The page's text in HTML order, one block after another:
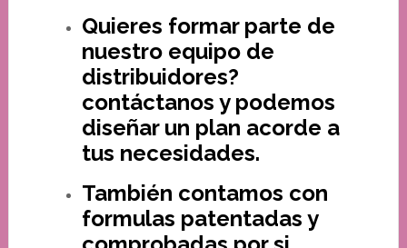
Quieres formar parte de
nuestro equipo de
distribuidores?
contáctanos y podemos
diseñar un plan acorde a
tus necesidades.
También contamos con
formulas patentadas y